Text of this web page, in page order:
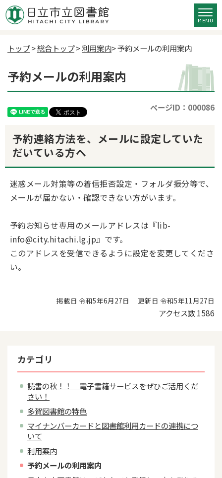
トップ>総合トップ>利用案内> 予約メールの利用案内
予約メールの利用案内
ページID：000086
予約連絡方法を、メールに設定していた
だいている方へ
迷惑メール対策等の着信拒否設定・フォルダ振分等で、
メールが届かない・確認できない方がいます。
予約お知らせ専用のメールアドレスは『lib-
info@city.hitachi.lg.jp』です。
このアドレスを受信できるように設定を変更してくださ
い。
掲載日 令和5年6月27日 更新日 令和5年11月27日
アクセス数1586
カテゴリ
読書の秋！！ 電子書籍サービスをぜひご活用くだ
さい！
多賀図書館の特色
マイナンバーカードと図書館利用カードの連携につ
いて
利用案内
予約メールの利用案内